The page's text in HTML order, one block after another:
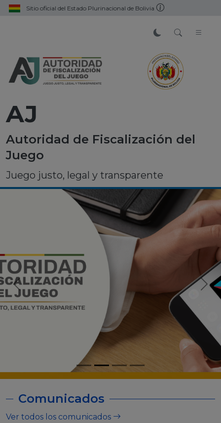
Sitio oficial del Estado Plurinacional de Bolivia
AJ
Autoridad de Fiscalización del
Juego
Juego justo, legal y transparente
Comunicados
Ver todos los comunicados